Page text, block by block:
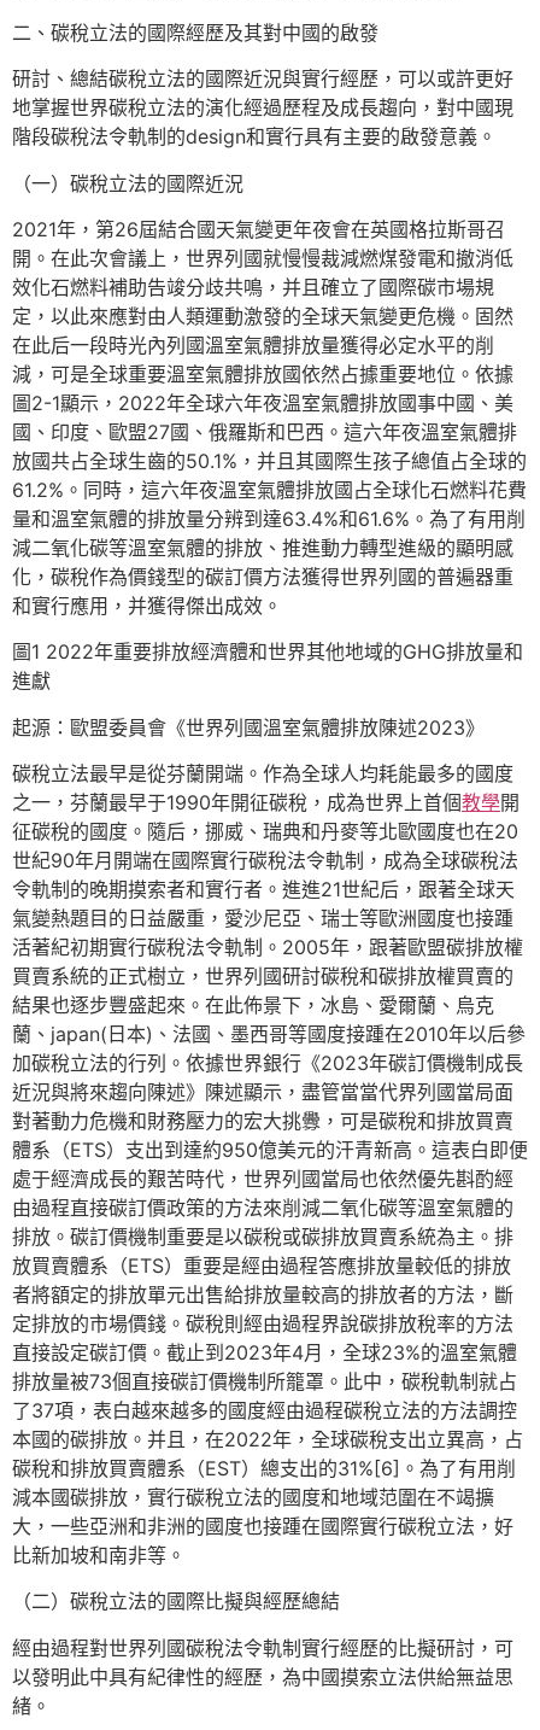
二、碳稅立法的國際經歷及其對中國的啟發
研討、總結碳稅立法的國際近況與實行經歷，可以或許更好
地掌握世界碳稅立法的演化經過歷程及成長趨向，對中國現
階段碳稅法令軌制的design和實行具有主要的啟發意義。
（一）碳稅立法的國際近況
2021年，第26屆結合國天氣變更年夜會在英國格拉斯哥召
開。在此次會議上，世界列國就慢慢裁減燃煤發電和撤消低
效化石燃料補助告竣分歧共鳴，并且確立了國際碳市場規
定，以此來應對由人類運動激發的全球天氣變更危機。固然
在此后一段時光內列國溫室氣體排放量獲得必定水平的削
減，可是全球重要溫室氣體排放國依然占據重要地位。依據
圖2-1顯示，2022年全球六年夜溫室氣體排放國事中國、美
國、印度、歐盟27國、俄羅斯和巴西。這六年夜溫室氣體排
放國共占全球生齒的50.1%，并且其國際生孩子總值占全球的
61.2%。同時，這六年夜溫室氣體排放國占全球化石燃料花費
量和溫室氣體的排放量分辨到達63.4%和61.6%。為了有用削
減二氧化碳等溫室氣體的排放、推進動力轉型進級的顯明感
化，碳稅作為價錢型的碳訂價方法獲得世界列國的普遍器重
和實行應用，并獲得傑出成效。
圖1 2022年重要排放經濟體和世界其他地域的GHG排放量和
進獻
起源：歐盟委員會《世界列國溫室氣體排放陳述2023》
碳稅立法最早是從芬蘭開端。作為全球人均耗能最多的國度
之一，芬蘭最早于1990年開征碳稅，成為世界上首個教學開
征碳稅的國度。隨后，挪威、瑞典和丹麥等北歐國度也在20
世紀90年月開端在國際實行碳稅法令軌制，成為全球碳稅法
令軌制的晚期摸索者和實行者。進進21世紀后，跟著全球天
氣變熱題目的日益嚴重，愛沙尼亞、瑞士等歐洲國度也接踵
活著紀初期實行碳稅法令軌制。2005年，跟著歐盟碳排放權
買賣系統的正式樹立，世界列國研討碳稅和碳排放權買賣的
結果也逐步豐盛起來。在此佈景下，冰島、愛爾蘭、烏克
蘭、japan(日本)、法國、墨西哥等國度接踵在2010年以后參
加碳稅立法的行列。依據世界銀行《2023年碳訂價機制成長
近況與將來趨向陳述》陳述顯示，盡管當當代界列國當局面
對著動力危機和財務壓力的宏大挑釁，可是碳稅和排放買賣
體系（ETS）支出到達約950億美元的汗青新高。這表白即便
處于經濟成長的艱苦時代，世界列國當局也依然優先斟酌經
由過程直接碳訂價政策的方法來削減二氧化碳等溫室氣體的
排放。碳訂價機制重要是以碳稅或碳排放買賣系統為主。排
放買賣體系（ETS）重要是經由過程答應排放量較低的排放
者將額定的排放單元出售給排放量較高的排放者的方法，斷
定排放的市場價錢。碳稅則經由過程界說碳排放稅率的方法
直接設定碳訂價。截止到2023年4月，全球23%的溫室氣體
排放量被73個直接碳訂價機制所籠罩。此中，碳稅軌制就占
了37項，表白越來越多的國度經由過程碳稅立法的方法調控
本國的碳排放。并且，在2022年，全球碳稅支出立異高，占
碳稅和排放買賣體系（EST）總支出的31%[6]。為了有用削
減本國碳排放，實行碳稅立法的國度和地域范圍在不竭擴
大，一些亞洲和非洲的國度也接踵在國際實行碳稅立法，好
比新加坡和南非等。
（二）碳稅立法的國際比擬與經歷總結
經由過程對世界列國碳稅法令軌制實行經歷的比擬研討，可
以發明此中具有紀律性的經歷，為中國摸索立法供給無益思
緒。